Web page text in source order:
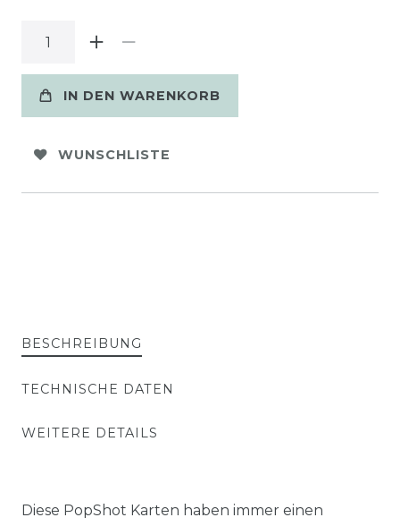
IN DEN WARENKORB
WUNSCHLISTE
BESCHREIBUNG
TECHNISCHE DATEN
WEITERE DETAILS
Diese PopShot Karten haben immer einen